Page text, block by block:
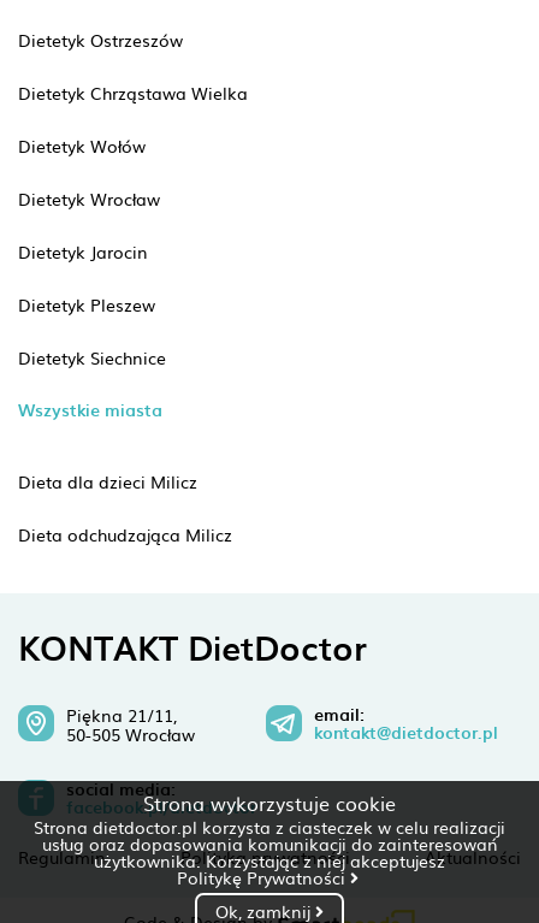
Strona wykorzystuje cookie
Strona dietdoctor.pl korzysta z ciasteczek w celu realizacji
usług oraz dopasowania komunikacji do zainteresowań
użytkownika. Korzystając z niej akceptujesz
Politykę Prywatności
Ok, zamknij
Dietetyk Ostrzeszów
Dietetyk Chrząstawa Wielka
Dietetyk Wołów
Dietetyk Wrocław
Dietetyk Jarocin
Dietetyk Pleszew
Dietetyk Siechnice
Wszystkie miasta
Dieta dla dzieci Milicz
Dieta odchudzająca Milicz
KONTAKT DietDoctor
Piękna 21/11,
50-505 Wrocław
email:
kontakt@dietdoctor.pl
social media:
facebook.pl/dietdoctor
Regulamin Polityka prywatności Aktualności